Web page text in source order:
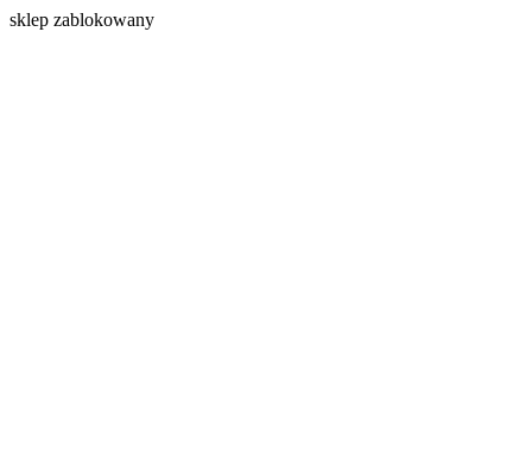
sklep zablokowany